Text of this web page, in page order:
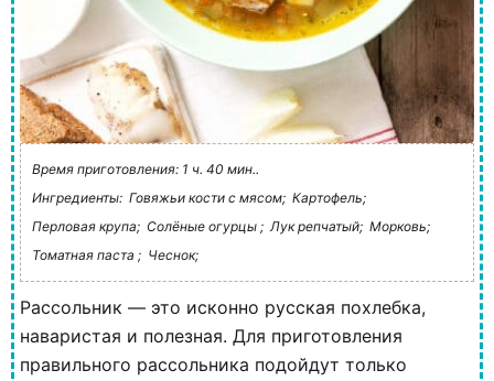
Время приготовления: 1 ч. 40 мин..
Ингредиенты: Говяжьи кости с мясом; Картофель;
Перловая крупа; Солёные огурцы ; Лук репчатый; Морковь;
Томатная паста ; Чеснок;
Рассольник — это исконно русская похлебка,
наваристая и полезная. Для приготовления
правильного рассольника подойдут только